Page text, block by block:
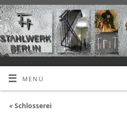
MENÜ
«Schlosserei